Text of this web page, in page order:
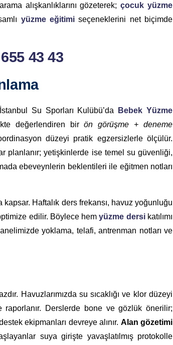
alışkanlıklarını gözeterek;çocuk yüzme
yüzme eğitimiseçeneklerini net biçimde
43 43
Su Sporları Kulübü’da
Bebek Yüzme
değerlendiren birön görüşme + deneme
düzeyi pratik egzersizlerle ölçülür.
planlanır; yetişkinlerde ise temel su güvenliği,
ebeveynlerin beklentileri ile eğitmen notları
kapsar. Haftalık ders frekansı, havuz yoğunluğu
edilir. Böylece hemyüzme dersikatılımı
yoklama, telafi, antrenman notları ve
Havuzlarımızda su sıcaklığı ve klor düzeyi
Derslerde bone ve gözlük önerilir;
ekipmanları devreye alınır. Alan gözetimi
suya girişte yavaşlatılmış protokolle